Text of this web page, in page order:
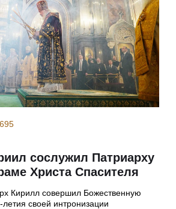
695
сослужил Патриарху
Христа Спасителя
Кирилл совершил Божественную
своей интронизации